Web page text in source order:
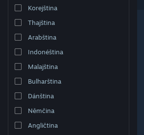
Mobilní aplikace služby Steam
Desktopová verze stránky
Korejština
Thajština
Arabština
Indonéština
Malajština
Bulharština
Dánština
Němčina
Angličtina